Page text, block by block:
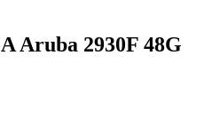
Aruba 2930F 48G